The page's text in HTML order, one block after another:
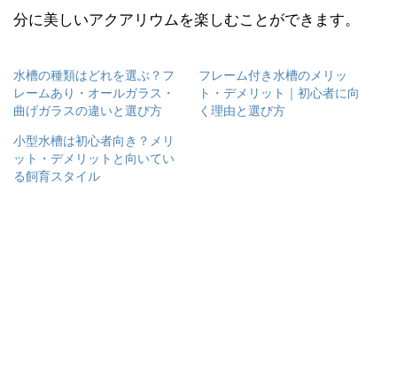
分に美しいアクアリウムを楽しむことができます。
水槽の種類はどれを選ぶ？フ
レームあり・オールガラス・
曲げガラスの違いと選び方
フレーム付き水槽のメリッ
ト・デメリット｜初心者に向
く理由と選び方
小型水槽は初心者向き？メリ
ット・デメリットと向いてい
る飼育スタイル